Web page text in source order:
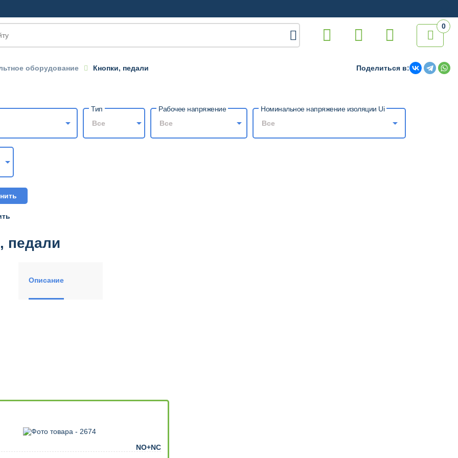

0
оборудование Кнопки, педали Поделиться в:
Тип
Все
Рабочее напряжение
Все
Номинальное напряжение изоляции Ui
Все
педали
Описание
NO+NC